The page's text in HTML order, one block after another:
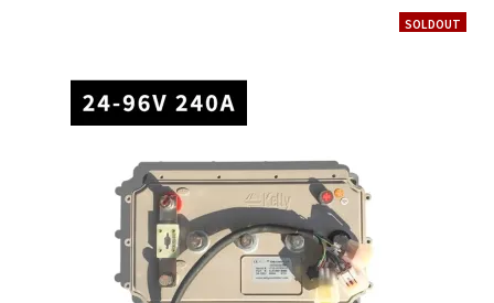
SOLDOUT